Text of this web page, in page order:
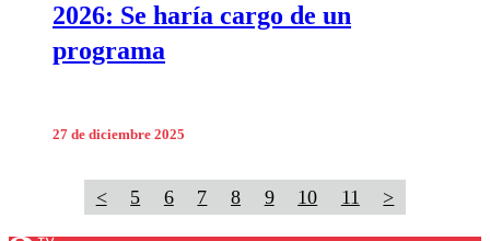
2026: Se haría cargo de un
programa
27 de diciembre 2025
< 5 6 7 8 9 10 11 >